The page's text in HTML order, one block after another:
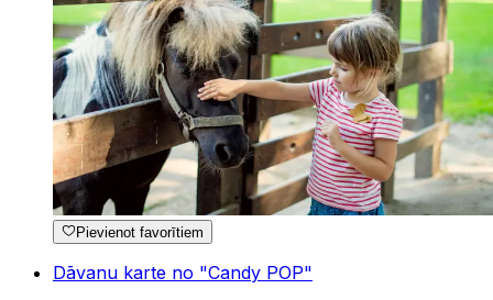
Pievienot favorītiem
Dāvanu karte no "Candy POP"